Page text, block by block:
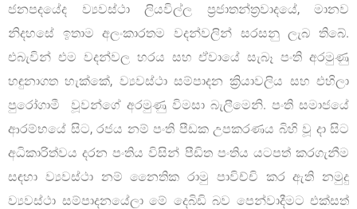
ජනපදයේද ව්‍යවස්ථා ලියවිල්ල ප්‍රජාතන්ත්‍රවාදයේ, මානව
නිදහසේ ඉතාම අලංකාරතම වදන්වලින් සරසනු ලැබ තිබේ.
එබැවින් එම වදන්වල හරය සහ ඒවායේ සැබෑ පංති අරමුණු
හඳුනාගත හැක්කේ, ව්‍යවස්ථා සම්පාදන ක්‍රියාවලිය සහ එහිලා
පුරෝගාමී වූවන්ගේ අරමුණු විමසා බැලීමෙනි. පංති සමාජයේ
ආරම්භයේ සිට, රජය නම් පංති පීඩක උපකරණය බිහි වූ දා සිට
අධිකාරිත්වය දරන පංතිය විසින් පීඩිත පංතිය යටපත් කරගැනීම
සඳහා ව්‍යවස්ථා නම් නෛතික රාමු පාවිච්චි කර ඇති නමුදු
ව්‍යවස්ථා සම්පාදනයේලා මේ දෙබිඩි බව පෙන්වාදීමට එක්සත්